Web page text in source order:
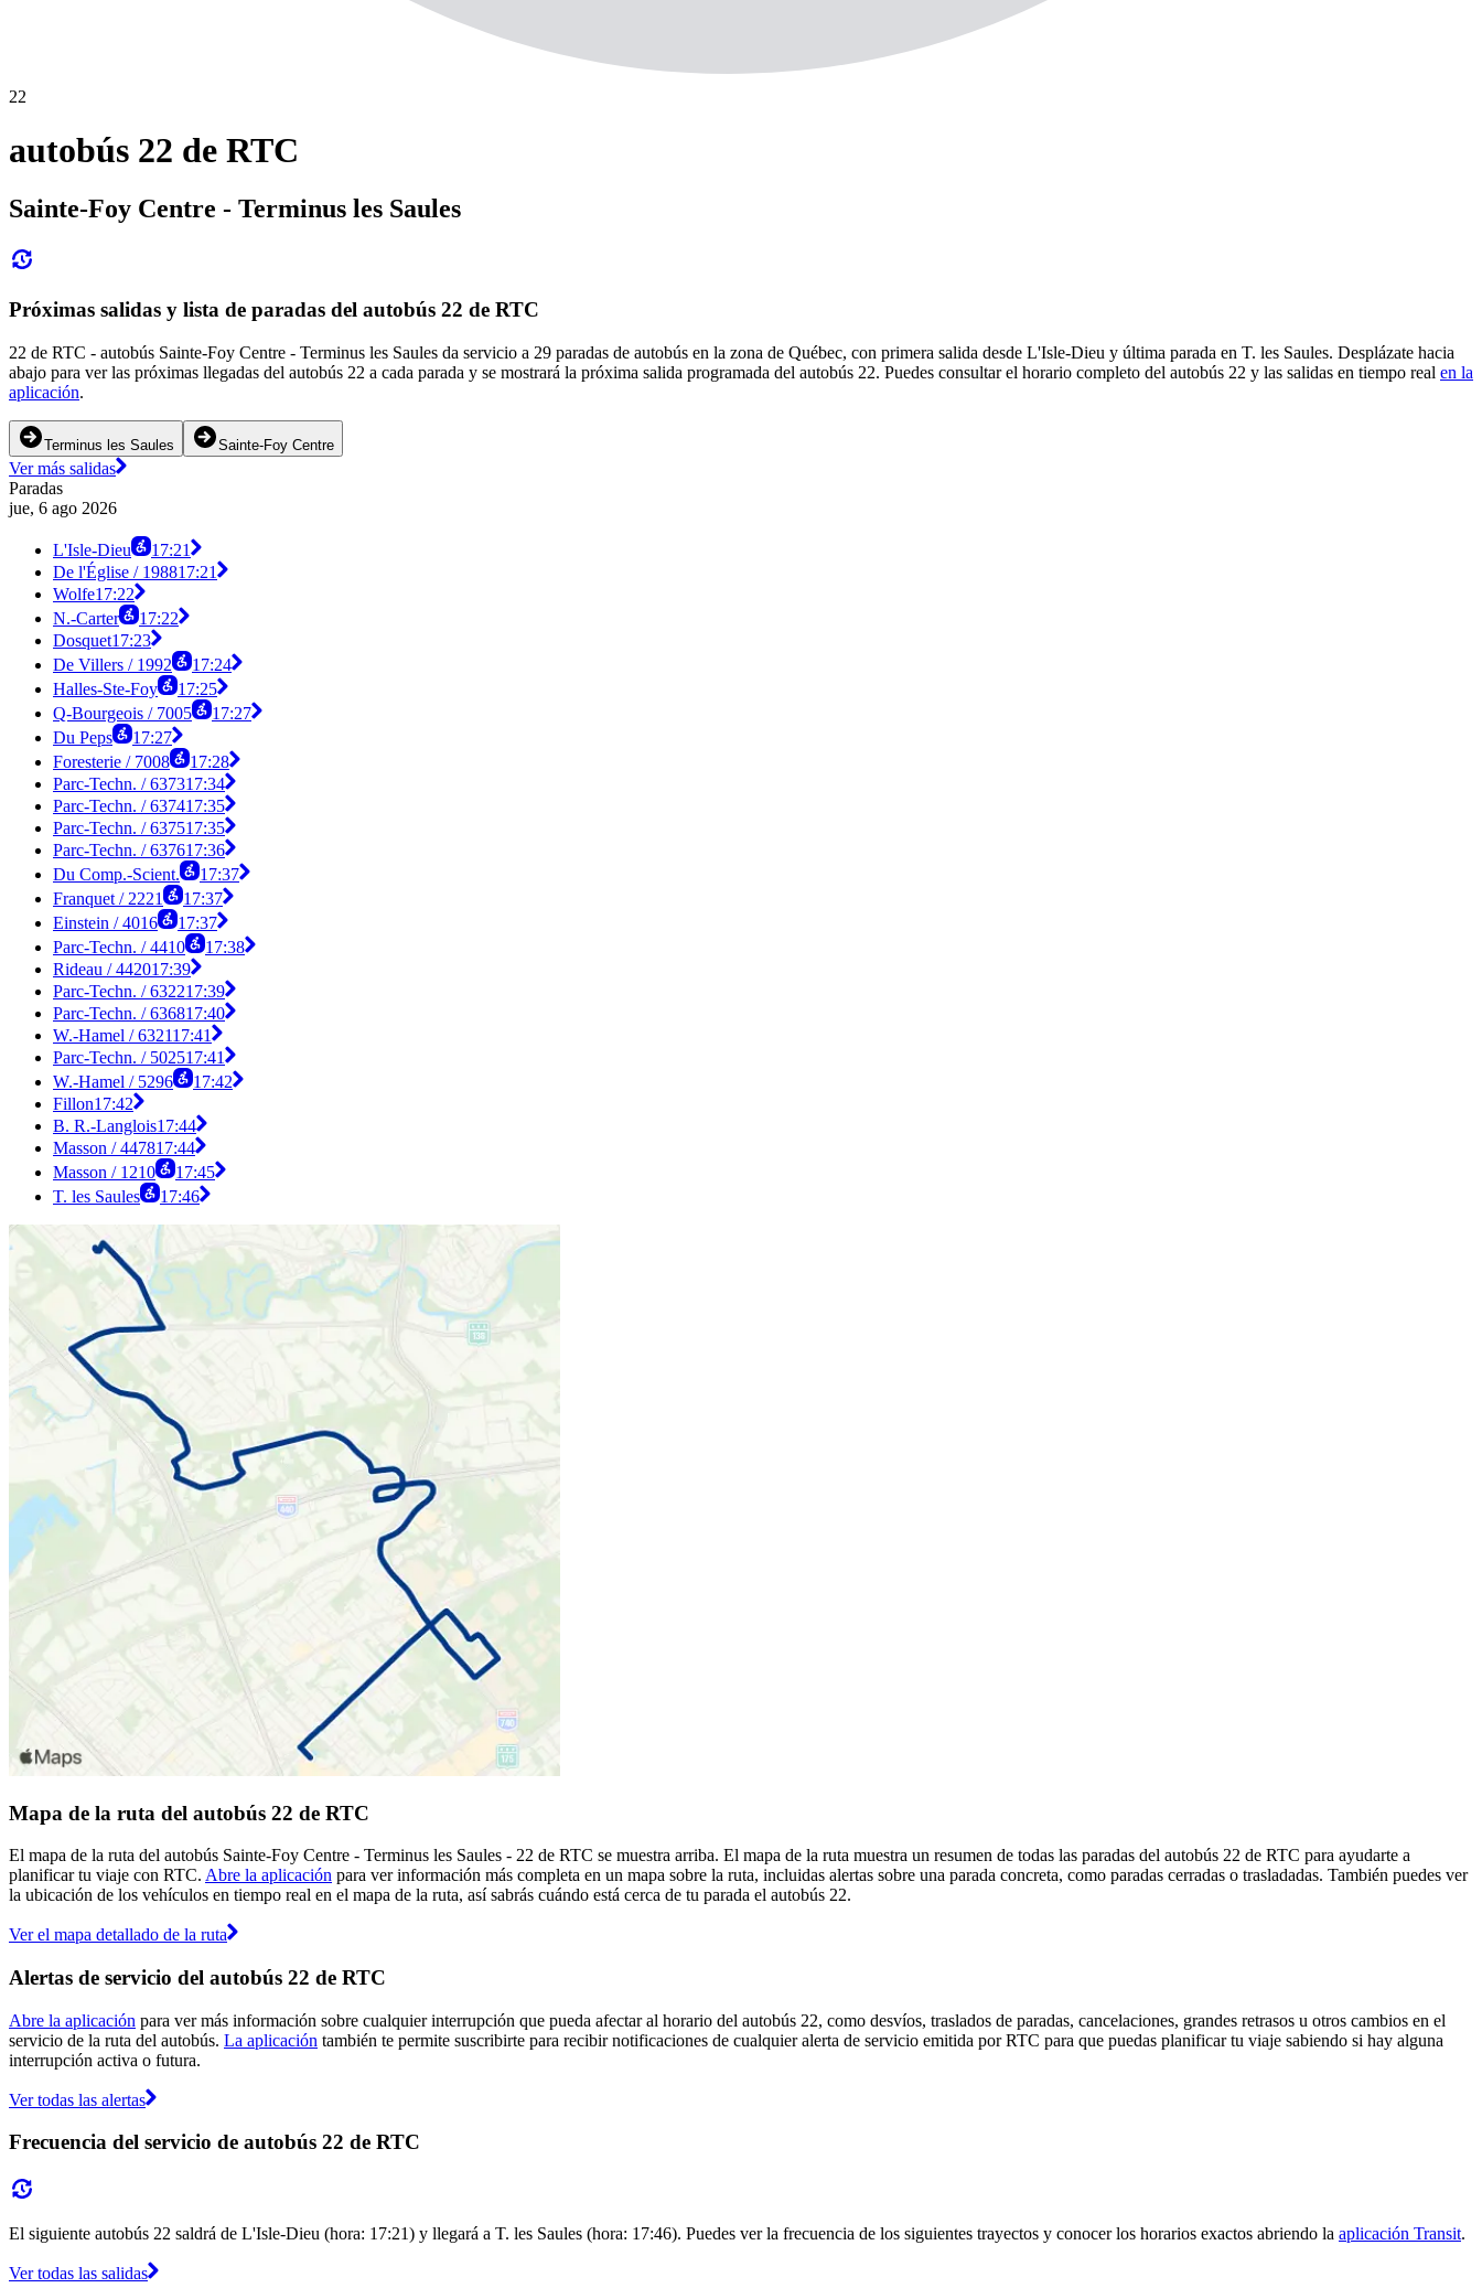
22
autobús 22 de RTC
Sainte-Foy Centre - Terminus les Saules
Próximas salidas y lista de paradas del autobús 22 de RTC
22 de RTC - autobús Sainte-Foy Centre - Terminus les Saules da servicio a 29 paradas de autobús en la zona de Québec, con primera salida desde L'Isle-Dieu y última parada en T. les Saules. Desplázate hacia
abajo para ver las próximas llegadas del autobús 22 a cada parada y se mostrará la próxima salida programada del autobús 22. Puedes consultar el horario completo del autobús 22 y las salidas en tiempo real en la
aplicación.
Terminus les Saules Sainte-Foy Centre
Ver más salidas
Paradas
jue, 6 ago 2026
L'Isle-Dieu
17:21
De l'Église / 198817:21
Wolfe17:22
N.-Carter
17:22
Dosquet17:23
De Villers / 1992
17:24
Halles-Ste-Foy
17:25
Q-Bourgeois / 7005
17:27
Du Peps
17:27
Foresterie / 7008
17:28
Parc-Techn. / 637317:34
Parc-Techn. / 637417:35
Parc-Techn. / 637517:35
Parc-Techn. / 637617:36
Du Comp.-Scient.
17:37
Franquet / 2221
17:37
Einstein / 4016
17:37
Parc-Techn. / 4410
17:38
Rideau / 442017:39
Parc-Techn. / 632217:39
Parc-Techn. / 636817:40
W.-Hamel / 632117:41
Parc-Techn. / 502517:41
W.-Hamel / 5296
17:42
Fillon17:42
B. R.-Langlois17:44
Masson / 447817:44
Masson / 1210
17:45
T. les Saules
17:46
Mapa de la ruta del autobús 22 de RTC
El mapa de la ruta del autobús Sainte-Foy Centre - Terminus les Saules - 22 de RTC se muestra arriba. El mapa de la ruta muestra un resumen de todas las paradas del autobús 22 de RTC para ayudarte a
planificar tu viaje con RTC. Abre la aplicación para ver información más completa en un mapa sobre la ruta, incluidas alertas sobre una parada concreta, como paradas cerradas o trasladadas. También puedes ver
la ubicación de los vehículos en tiempo real en el mapa de la ruta, así sabrás cuándo está cerca de tu parada el autobús 22.
Ver el mapa detallado de la ruta
Alertas de servicio del autobús 22 de RTC
Abre la aplicación para ver más información sobre cualquier interrupción que pueda afectar al horario del autobús 22, como desvíos, traslados de paradas, cancelaciones, grandes retrasos u otros cambios en el
servicio de la ruta del autobús. La aplicación también te permite suscribirte para recibir notificaciones de cualquier alerta de servicio emitida por RTC para que puedas planificar tu viaje sabiendo si hay alguna
interrupción activa o futura.
Ver todas las alertas
Frecuencia del servicio de autobús 22 de RTC
El siguiente autobús 22 saldrá de L'Isle-Dieu (hora: 17:21) y llegará a T. les Saules (hora: 17:46). Puedes ver la frecuencia de los siguientes trayectos y conocer los horarios exactos abriendo la aplicación Transit.
Ver todas las salidas